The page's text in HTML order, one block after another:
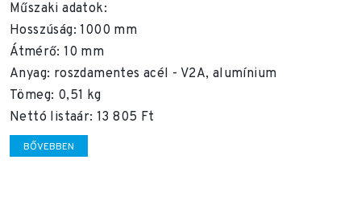
Műszaki adatok:
Hosszúság: 1000 mm
Átmérő: 10 mm
Anyag: roszdamentes acél - V2A, alumínium
Tömeg: 0,51 kg
Nettó listaár: 13 805 Ft
BŐVEBBEN